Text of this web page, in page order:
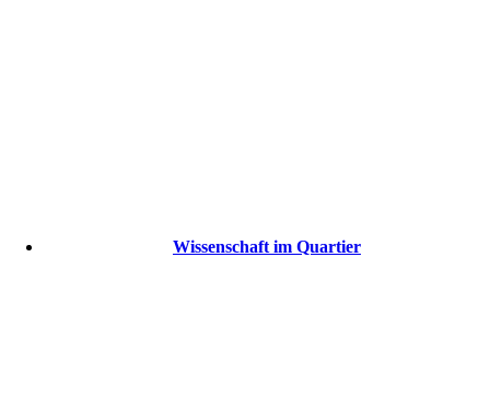
Wissenschaft im Quartier